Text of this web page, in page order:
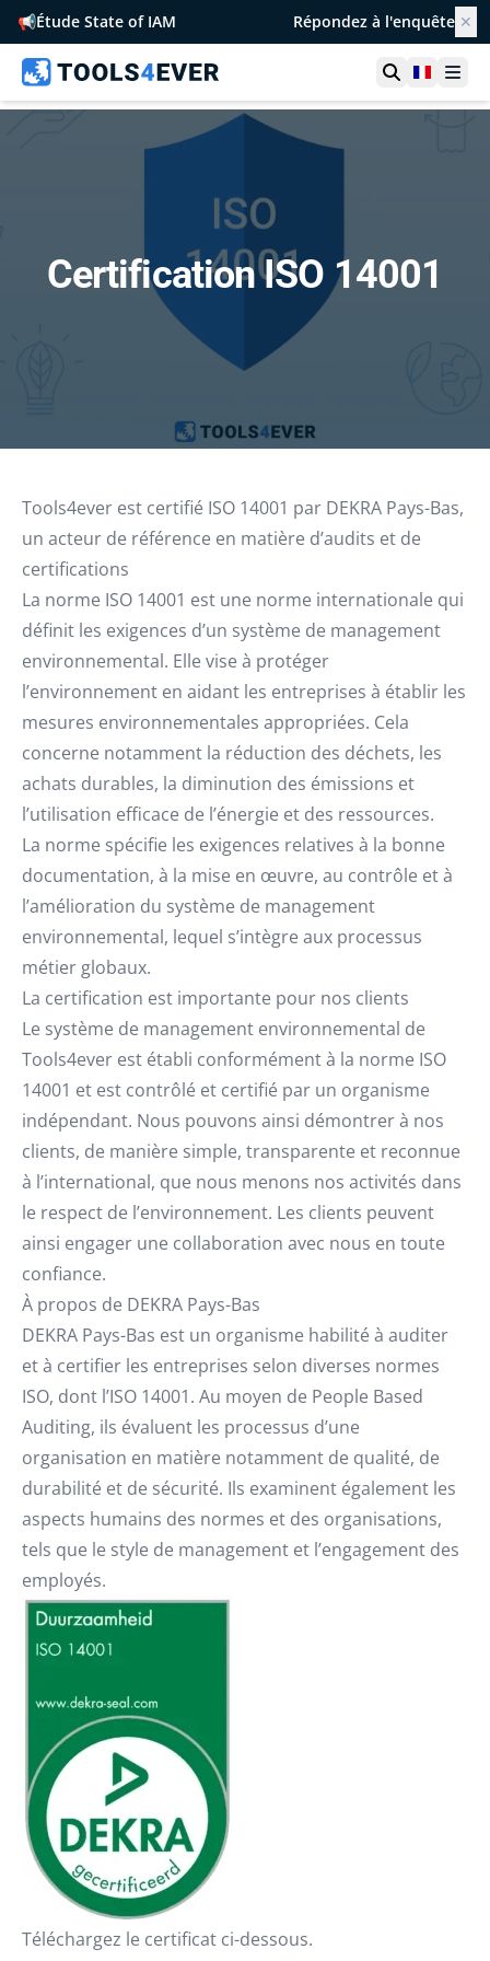
📢Étude State of IAM Répondez à l'enquête ✕
Ouvrir la
France
Certification ISO 14001
Tools4ever est certifié ISO 14001 par DEKRA Pays-Bas,
un acteur de référence en matière d’audits et de
certifications
La norme ISO 14001 est une norme internationale qui
définit les exigences d’un système de management
environnemental. Elle vise à protéger
l’environnement en aidant les entreprises à établir les
mesures environnementales appropriées. Cela
concerne notamment la réduction des déchets, les
achats durables, la diminution des émissions et
l’utilisation efficace de l’énergie et des ressources.
La norme spécifie les exigences relatives à la bonne
documentation, à la mise en œuvre, au contrôle et à
l’amélioration du système de management
environnemental, lequel s’intègre aux processus
métier globaux.
La certification est importante pour nos clients
Le système de management environnemental de
Tools4ever est établi conformément à la norme ISO
14001 et est contrôlé et certifié par un organisme
indépendant. Nous pouvons ainsi démontrer à nos
clients, de manière simple, transparente et reconnue
à l’international, que nous menons nos activités dans
le respect de l’environnement. Les clients peuvent
ainsi engager une collaboration avec nous en toute
confiance.
À propos de DEKRA Pays-Bas
DEKRA Pays-Bas est un organisme habilité à auditer
et à certifier les entreprises selon diverses normes
ISO, dont l’ISO 14001. Au moyen de People Based
Auditing, ils évaluent les processus d’une
organisation en matière notamment de qualité, de
durabilité et de sécurité. Ils examinent également les
aspects humains des normes et des organisations,
tels que le style de management et l’engagement des
employés.
Téléchargez le certificat ci-dessous.